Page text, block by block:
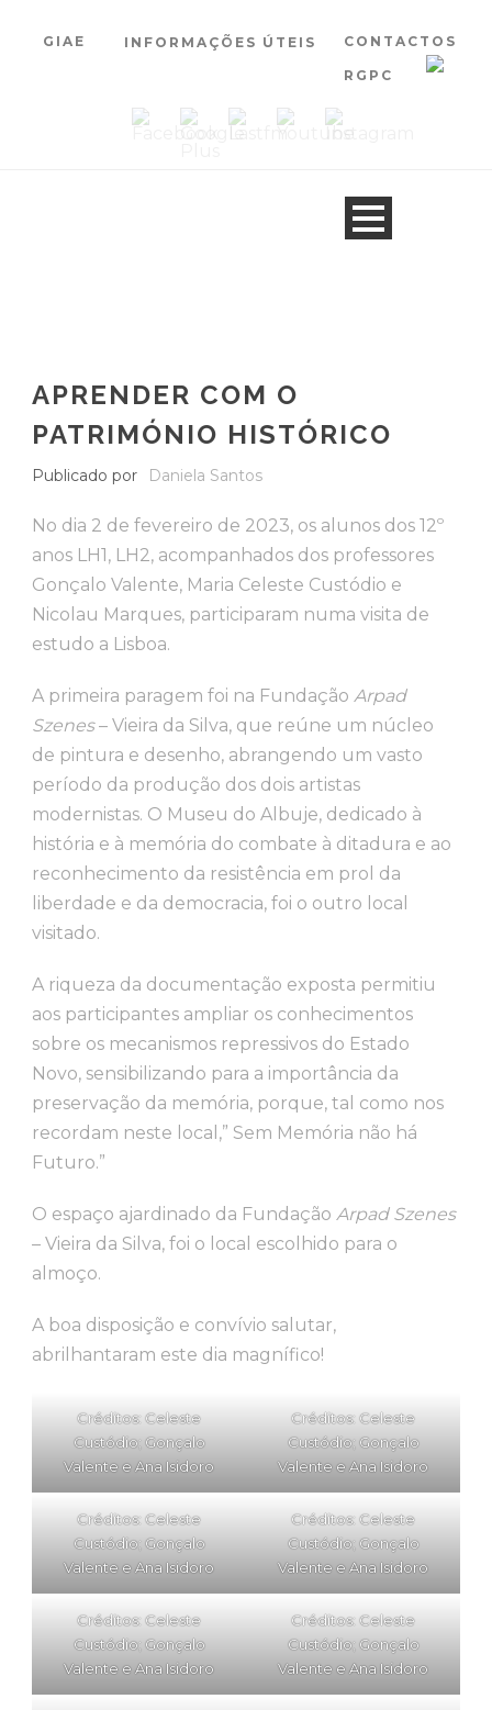
GIAE INFORMAÇÕES ÚTEIS CONTACTOS
RGPC
APRENDER COM O
PATRIMÓNIO HISTÓRICO
Publicado por Daniela Santos
No dia 2 de fevereiro de 2023, os alunos dos 12º
anos LH1, LH2, acompanhados dos professores
Gonçalo Valente, Maria Celeste Custódio e
Nicolau Marques, participaram numa visita de
estudo a Lisboa.
A primeira paragem foi na Fundação Arpad
Szenes– Vieira da Silva, que reúne um núcleo
de pintura e desenho, abrangendo um vasto
período da produção dos dois artistas
modernistas. O Museu do Albuje, dedicado à
história e à memória do combate à ditadura e ao
reconhecimento da resistência em prol da
liberdade e da democracia, foi o outro local
visitado.
A riqueza da documentação exposta permitiu
aos participantes ampliar os conhecimentos
sobre os mecanismos repressivos do Estado
Novo, sensibilizando para a importância da
preservação da memória, porque, tal como nos
recordam neste local,” Sem Memória não há
Futuro.”
O espaço ajardinado da Fundação Arpad Szenes
– Vieira da Silva, foi o local escolhido para o
almoço.
A boa disposição e convívio salutar,
abrilhantaram este dia magnífico!
Créditos: Celeste
Custódio; Gonçalo
Valente e Ana Isidoro
Créditos: Celeste
Custódio; Gonçalo
Valente e Ana Isidoro
Créditos: Celeste
Custódio; Gonçalo
Valente e Ana Isidoro
Créditos: Celeste
Custódio; Gonçalo
Valente e Ana Isidoro
Créditos: Celeste
Custódio; Gonçalo
Valente e Ana Isidoro
Créditos: Celeste
Custódio; Gonçalo
Valente e Ana Isidoro